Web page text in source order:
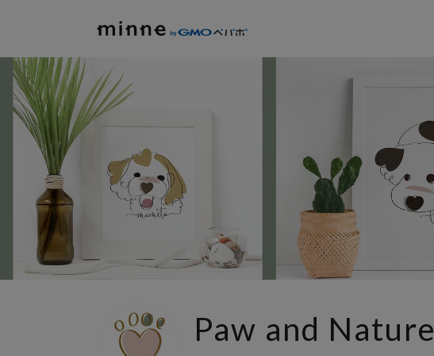
Paw and Nature